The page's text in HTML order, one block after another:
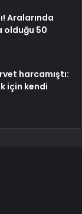
Aralarında
olduğu 50
harcamıştı:
için kendi